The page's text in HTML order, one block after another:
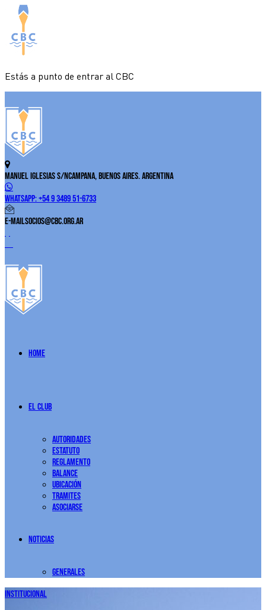
Estás a punto de entrar al CBC
Manuel Iglesias S/NCampana, Buenos Aires. Argentina
WhatsApp:+54 9 3489 51-6733
E-Mailsocios@cbc.org.ar
Home
El Club
Autoridades
Estatuto
Reglamento
Balance
Ubicación
Tramites
Asociarse
Noticias
Generales
Institucional